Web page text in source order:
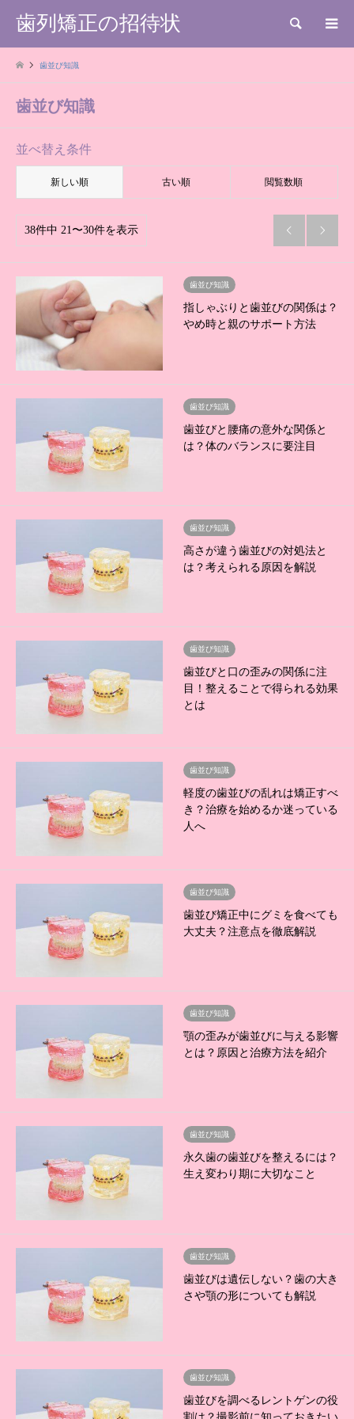
歯列矯正の招待状 検索
歯並び知識
歯並び知識
並べ替え条件
新しい順 古い順 閲覧数順
38件中 21〜30件を表示  
歯並び知識
指しゃぶりと歯並びの関係は？
やめ時と親のサポート方法
歯並び知識
歯並びと腰痛の意外な関係と
は？体のバランスに要注目
歯並び知識
高さが違う歯並びの対処法と
は？考えられる原因を解説
歯並び知識
歯並びと口の歪みの関係に注
目！整えることで得られる効果
とは
歯並び知識
軽度の歯並びの乱れは矯正すべ
き？治療を始めるか迷っている
人へ
歯並び知識
歯並び矯正中にグミを食べても
大丈夫？注意点を徹底解説
歯並び知識
顎の歪みが歯並びに与える影響
とは？原因と治療方法を紹介
歯並び知識
永久歯の歯並びを整えるには？
生え変わり期に大切なこと
歯並び知識
歯並びは遺伝しない？歯の大き
さや顎の形についても解説
歯並び知識
歯並びを調べるレントゲンの役